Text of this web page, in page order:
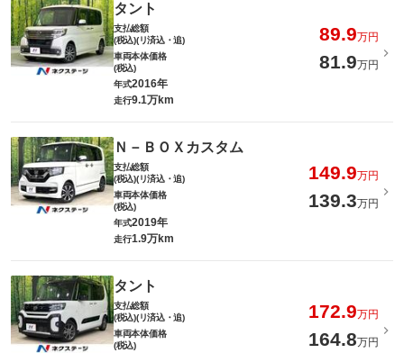
タント
支払総額
(税込)(リ済込・追)
89.9万円
車両本体価格
(税込)
81.9万円
年式2016年
走行9.1万km
Ｎ－ＢＯＸカスタム
支払総額
(税込)(リ済込・追)
149.9万円
車両本体価格
(税込)
139.3万円
年式2019年
走行1.9万km
タント
支払総額
(税込)(リ済込・追)
172.9万円
車両本体価格
(税込)
164.8万円